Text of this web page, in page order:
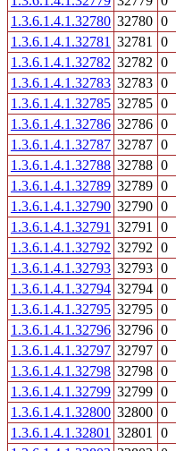
1.3.6.1.4.1.32780 32780 0
1.3.6.1.4.1.32781 32781 0
1.3.6.1.4.1.32782 32782 0
1.3.6.1.4.1.32783 32783 0
1.3.6.1.4.1.32785 32785 0
1.3.6.1.4.1.32786 32786 0
1.3.6.1.4.1.32787 32787 0
1.3.6.1.4.1.32788 32788 0
1.3.6.1.4.1.32789 32789 0
1.3.6.1.4.1.32790 32790 0
1.3.6.1.4.1.32791 32791 0
1.3.6.1.4.1.32792 32792 0
1.3.6.1.4.1.32793 32793 0
1.3.6.1.4.1.32794 32794 0
1.3.6.1.4.1.32795 32795 0
1.3.6.1.4.1.32796 32796 0
1.3.6.1.4.1.32797 32797 0
1.3.6.1.4.1.32798 32798 0
1.3.6.1.4.1.32799 32799 0
1.3.6.1.4.1.32800 32800 0
1.3.6.1.4.1.32801 32801 0